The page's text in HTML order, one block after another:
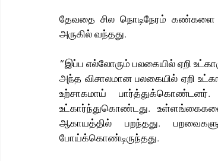
தேவதை சில நொடிநேரம் கண்களை
அருகில் வந்தது.
“இப்ப எல்லோரும் பலகையில் ஏறி
அந்த விசாலமான பலகையில் ஏறி
உற்சாகமாய்
உட்கார்ந்துகொண்டது.
ஆகாயத்தில் பறந்தது.
போய்க்கொண்டிருந்தது.